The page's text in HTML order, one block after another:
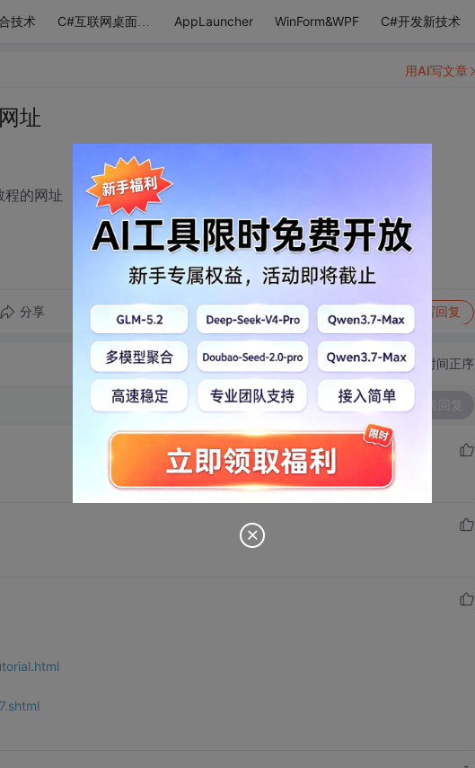
技术 C#互联网桌面应用 AppLauncher WinForm&WPF C#开发新技术
址
的网址 最好讲的详细点的 本人基础不好
分享 转发到动态 举报 写回复
用AI写文章
切换为时间正序
发表回复